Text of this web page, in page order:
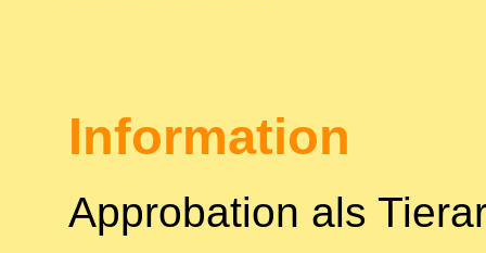
Information
Approbation als